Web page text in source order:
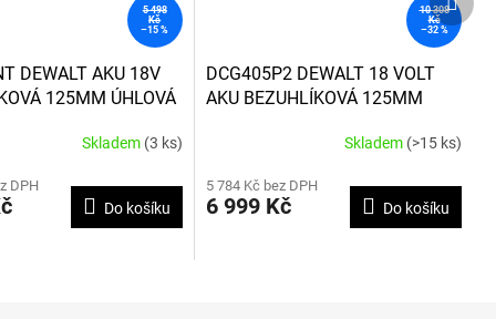
5 498
Kč
–15 %
DEWALT AKU 18V
125MM ÚHLOVÁ
V KUFRU T-STAK
Skladem (3 ks)
DPH
Do košíku
10 308
Kč
–32 %
DCG405P2 DEWALT 18 VOLT
AKU BEZUHLÍKOVÁ 125MM
XR LI-ION 5,0 AH, NABÍJEČKA, V
produktu
je
Skladem (>15 ks)
5 784 Kč bez DPH
6 999 Kč Do košíku